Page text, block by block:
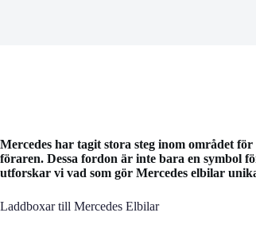
Mercedes har tagit stora steg inom området
föraren. Dessa fordon är inte bara en symbol
utforskar vi vad som gör Mercedes elbilar
Laddboxar till Mercedes Elbilar